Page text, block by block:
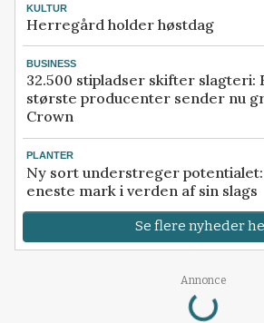
KULTUR
Herregård holder høstdag
BUSINESS
32.500 stipladser skifter slagteri:
største producenter sender nu
Crown
PLANTER
Ny sort understreger
eneste mark i verden af sin slags
Se flere nyheder
Annonce
Loading...